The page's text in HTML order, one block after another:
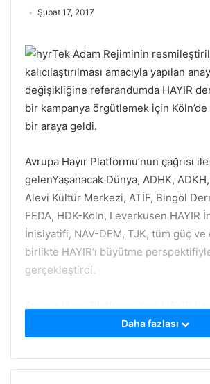
Şubat 17, 2017
Tek Adam Rejiminin
kalıcılaştırılması amacıyla yapılan
değişikliğine referandumda HAYIR
bir kampanya örgütlemek için Köln’de
bir araya geldi.
Avrupa Hayır Platformu’nun çağrısı
gelenYaşanacak Dünya, ADHK,
Alevi Kültür Merkezi, ATİF, Bingöl
FEDA, HDK-Köln, Leverkusen HAYIR
İnisiyatifi, NAV-DEM, TJK, tüm güç ve
birlikte HAYIR’ı büyütme
gerçekleştirdi.
programını ve genelgesini tartışan
yürütülecek çalışmaya ilişkin öneri
paylaştılar.
Daha fazlası